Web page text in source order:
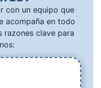
con un equipo que
acompaña en todo
razones clave para